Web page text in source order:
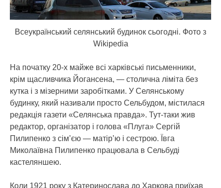
Всеукраїнський селянський будинок сьогодні. Фото з
Wikipedia
На початку 20-х майже всі харківські письменники,
крім щасливчика Йогансена, — столична ліміта без
кутка і з мізерними заробітками. У Селянському
будинку, який називали просто Сельбудом, містилася
редакція газети «Селянська правда». Тут-таки жив
редактор, організатор і голова «Плуга» Сергій
Пилипенко з сім’єю — матір’ю і сестрою. Ївга
Миколаївна Пилипенко працювала в Сельбуді
кастеляншею.
Коли 1921 року з Катеринослава до Харкова приїхав